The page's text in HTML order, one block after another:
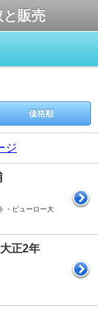
販売
価格順
ジ
・ビューロー大
正2年